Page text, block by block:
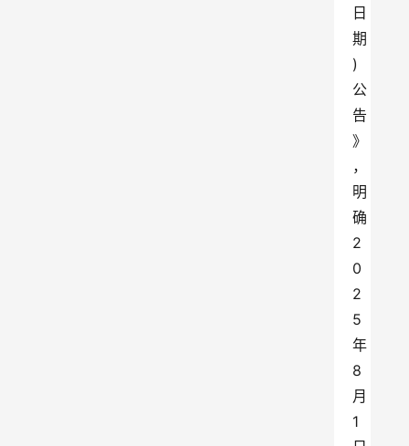
日
期
)
公
告
》
，
明
确
2
0
2
5
年
8
月
1